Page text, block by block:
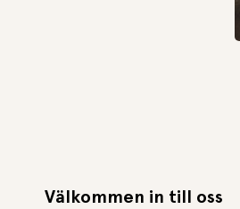
Välkommen in till oss